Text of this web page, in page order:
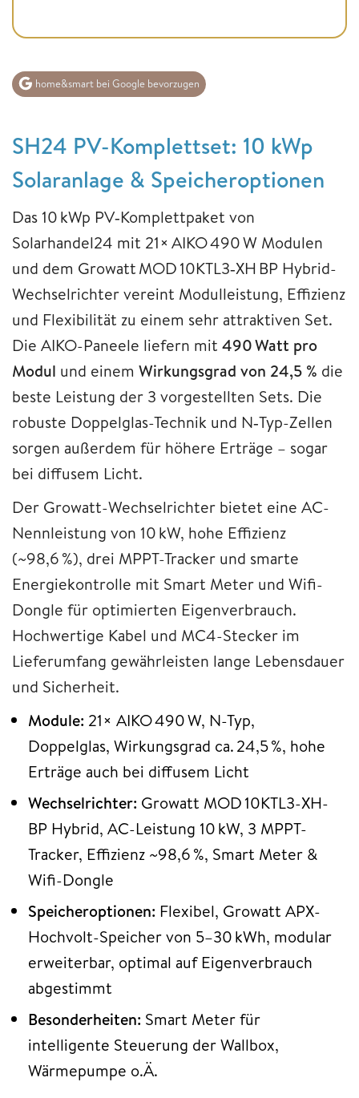
home&smart bei Google bevorzugen
SH24 PV-Komplettset: 10 kWp
Solaranlage & Speicheroptionen
Das 10 kWp PV‑Komplettpaket von
Solarhandel24 mit 21× AIKO 490 W Modulen
und dem Growatt MOD 10KTL3‑XH BP Hybrid-
Wechselrichter vereint Modulleistung, Effizienz
und Flexibilität zu einem sehr attraktiven Set.
Die AIKO-Paneele liefern mit 490 Watt pro
Modul und einem Wirkungsgrad von 24,5 % die
beste Leistung der 3 vorgestellten Sets. Die
robuste Doppelglas-Technik und N‑Typ-Zellen
sorgen außerdem für höhere Erträge – sogar
bei diffusem Licht.
Der Growatt-Wechselrichter bietet eine AC-
Nennleistung von 10 kW, hohe Effizienz
(~98,6 %), drei MPPT-Tracker und smarte
Energiekontrolle mit Smart Meter und Wifi-
Dongle für optimierten Eigenverbrauch.
Hochwertige Kabel und MC4-Stecker im
Lieferumfang gewährleisten lange Lebensdauer
und Sicherheit.
Module: 21× AIKO 490 W, N-Typ,
Doppelglas, Wirkungsgrad ca. 24,5 %, hohe
Erträge auch bei diffusem Licht
Wechselrichter: Growatt MOD 10KTL3-XH-
BP Hybrid, AC-Leistung 10 kW, 3 MPPT-
Tracker, Effizienz ~98,6 %, Smart Meter &
Wifi-Dongle
Speicheroptionen: Flexibel, Growatt APX-
Hochvolt-Speicher von 5–30 kWh, modular
erweiterbar, optimal auf Eigenverbrauch
abgestimmt
Besonderheiten: Smart Meter für
intelligente Steuerung der Wallbox,
Wärmepumpe o.Ä.